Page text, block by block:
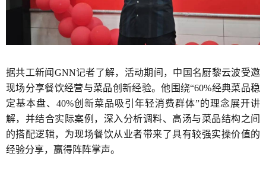
据共工新闻GNN记者了解，活动期间，中国名厨黎云波受邀
现场分享餐饮经营与菜品创新经验。他围绕“60%经典菜品稳
定基本盘、40%创新菜品吸引年轻消费群体”的理念展开讲
解，并结合实际案例，深入分析调料、高汤与菜品结构之间
的搭配逻辑，为现场餐饮从业者带来了具有较强实操价值的
经验分享，赢得阵阵掌声。